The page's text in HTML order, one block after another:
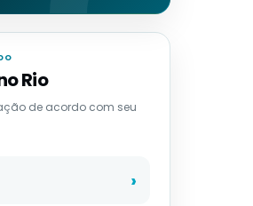
Rio
de acordo com seu